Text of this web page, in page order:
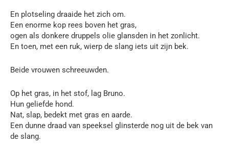
En plotseling draaide het zich om.
Een enorme kop rees boven het gras,
ogen als donkere druppels olie glansden in het zonlicht.
En toen, met een ruk, wierp de slang iets uit zijn bek.
Beide vrouwen schreeuwden.
Op het gras, in het stof, lag Bruno.
Hun geliefde hond.
Nat, slap, bedekt met gras en aarde.
Een dunne draad van speeksel glinsterde nog uit de bek van
de slang.